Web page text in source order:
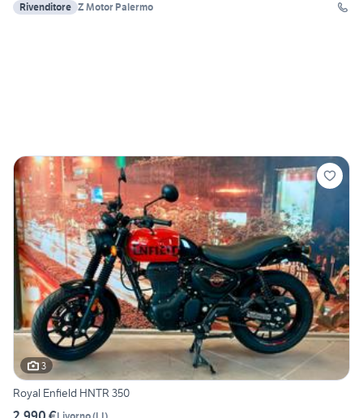
Rivenditore Z Motor Palermo
3
Royal Enfield HNTR 350